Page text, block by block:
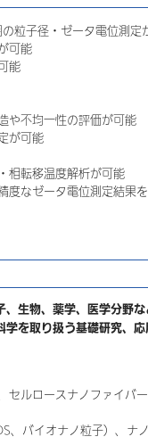
粒子径・ゼータ電位測定
可能
能
や不均一性の評価が可能
が可能
相転移温度解析が可能
度なゼータ電位測定結果
生物、薬学、医学分野
を取り扱う基礎研究、
セルロースナノファイバ
、バイオナノ粒子）、ナ